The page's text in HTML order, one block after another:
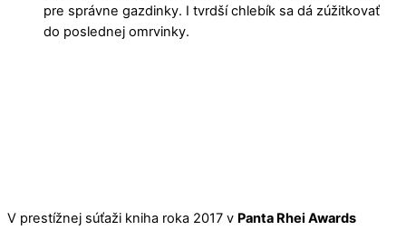
pre správne gazdinky. I tvrdší chlebík sa dá zúžitkovať
do poslednej omrvinky.
V prestížnej súťaži kniha roka 2017 v Panta Rhei Awards